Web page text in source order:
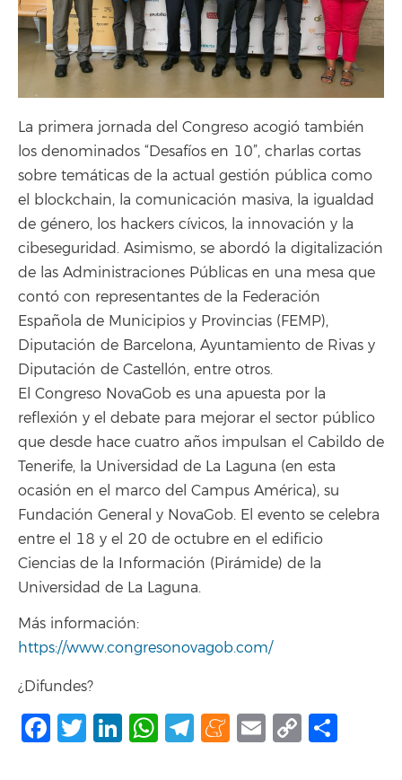
La primera jornada del Congreso acogió también
los denominados “Desafíos en 10”, charlas cortas
sobre temáticas de la actual gestión pública como
el blockchain, la comunicación masiva, la igualdad
de género, los hackers cívicos, la innovación y la
cibeseguridad. Asimismo, se abordó la digitalización
de las Administraciones Públicas en una mesa que
contó con representantes de la Federación
Española de Municipios y Provincias (FEMP),
Diputación de Barcelona, Ayuntamiento de Rivas y
Diputación de Castellón, entre otros.
El Congreso NovaGob es una apuesta por la
reflexión y el debate para mejorar el sector público
que desde hace cuatro años impulsan el Cabildo de
Tenerife, la Universidad de La Laguna (en esta
ocasión en el marco del Campus América), su
Fundación General y NovaGob. El evento se celebra
entre el 18 y el 20 de octubre en el edificio
Ciencias de la Información (Pirámide) de la
Universidad de La Laguna.
Más información:
https://www.congresonovagob.com/
¿Difundes?
Facebook
Twitter
LinkedIn
WhatsApp
Telegram
Meneame
Email
Copy